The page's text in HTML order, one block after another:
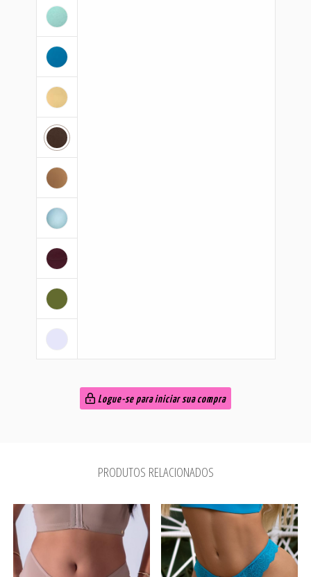
Logue-se para iniciar sua compra
PRODUTOS RELACIONADOS